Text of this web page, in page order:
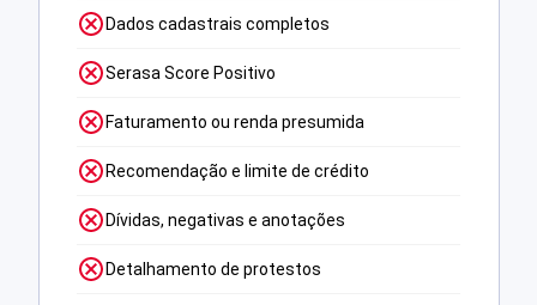
Dados cadastrais completos
Serasa Score Positivo
Faturamento ou renda presumida
Recomendação e limite de crédito
Dívidas, negativas e anotações
Detalhamento de protestos